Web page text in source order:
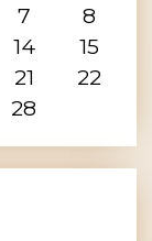
7
8
14
15
21
22
28